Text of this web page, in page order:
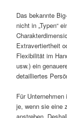
Das bekannte
nicht in „Typen“
Extravertiertheit
Flexibilität im
usw.) ein
detailliertes
Für
je, wenn sie eine
anstreben.